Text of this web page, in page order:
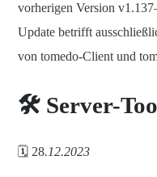
vorherigen Version
Update betrifft
von tomedo-Client und
🛠️ Server-
🗓️ 28.12.2023